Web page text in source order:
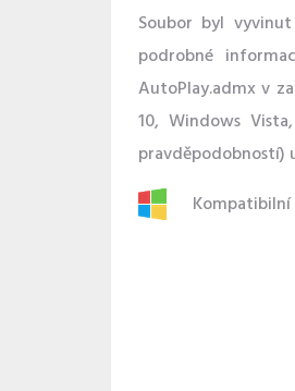
Soubor byl
podrobné
AutoPlay.admx v
10, Windows
pravděpodobností)
Kompatibilní